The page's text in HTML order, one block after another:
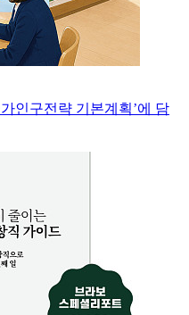
인구전략 기본계획’에 담